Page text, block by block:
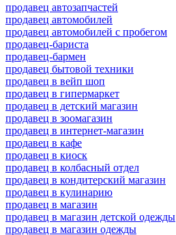
продавец автозапчастей
продавец автомобилей
продавец автомобилей с пробегом
продавец-бариста
продавец-бармен
продавец бытовой техники
продавец в вейп шоп
продавец в гипермаркет
продавец в детский магазин
продавец в зоомагазин
продавец в интернет-магазин
продавец в кафе
продавец в киоск
продавец в колбасный отдел
продавец в кондитерский магазин
продавец в кулинарию
продавец в магазин
продавец в магазин детской одежды
продавец в магазин одежды